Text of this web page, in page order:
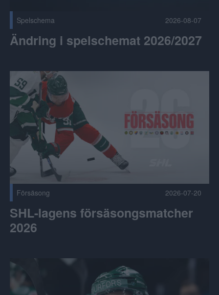
Spelschema 2026-08-07
Ändring i spelschemat 2026/2027
SHL-lagens försäsongsmatcher 2026 Publicerad 2026-07-
Försäsong 2026-07-20
SHL-lagens försäsongsmatcher
2026
NHL-draften: Sju svenskar i gick i förstarundan Publicerad